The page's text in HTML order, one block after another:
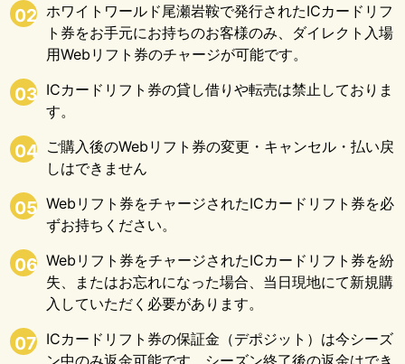
02 ホワイトワールド尾瀬岩鞍で発行されたICカードリフ
ト券をお手元にお持ちのお客様のみ、ダイレクト入場
用Webリフト券のチャージが可能です。
03 ICカードリフト券の貸し借りや転売は禁止しておりま
す。
04 ご購入後のWebリフト券の変更・キャンセル・払い戻
しはできません
05 Webリフト券をチャージされたICカードリフト券を必
ずお持ちください。
06 Webリフト券をチャージされたICカードリフト券を紛
失、またはお忘れになった場合、当日現地にて新規購
入していただく必要があります。
07 ICカードリフト券の保証金（デポジット）は今シーズ
ン中のみ返金可能です。シーズン終了後の返金はでき